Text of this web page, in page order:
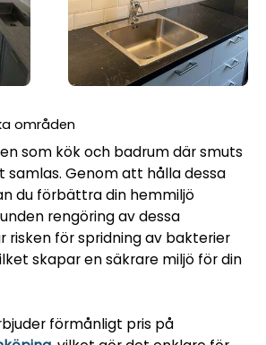
områden
som kök och badrum där smuts
Genom att hålla dessa
du förbättra din hemmiljö
rengöring av dessa
risken för spridning av bakterier
skapar en säkrare miljö för din
förmånligt pris på